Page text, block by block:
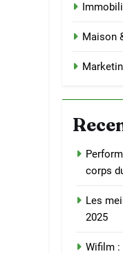
Maison
corps
Les
2025
Wifilm :